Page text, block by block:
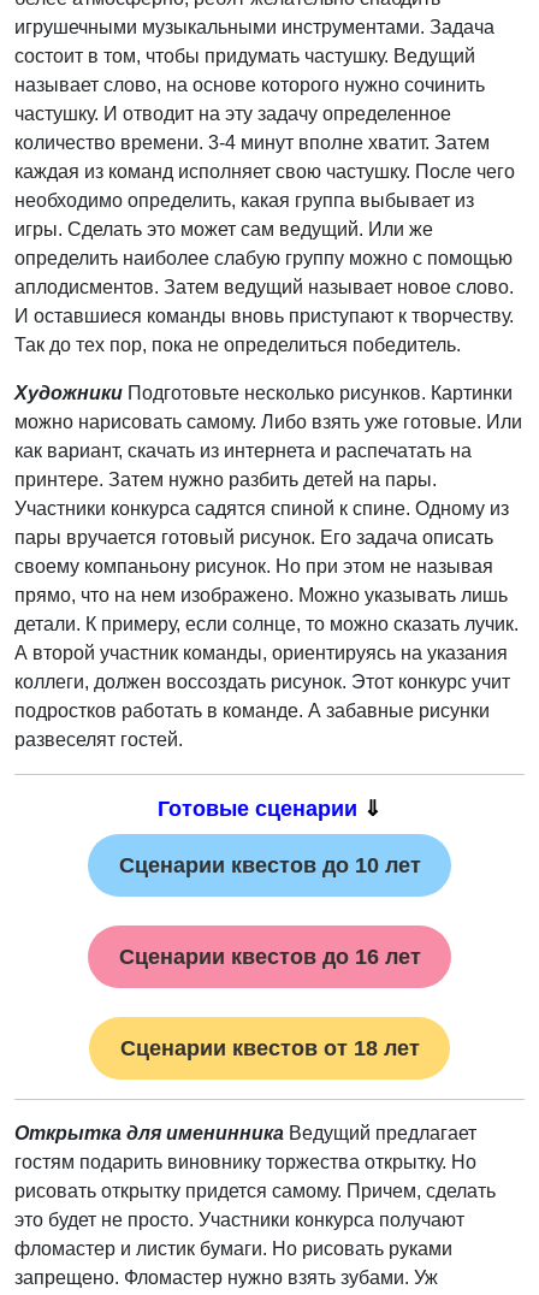
игрушечными музыкальными инструментами. Задача
состоит в том, чтобы придумать частушку. Ведущий
называет слово, на основе которого нужно сочинить
частушку. И отводит на эту задачу определенное
количество времени. 3-4 минут вполне хватит. Затем
каждая из команд исполняет свою частушку. После чего
необходимо определить, какая группа выбывает из
игры. Сделать это может сам ведущий. Или же
определить наиболее слабую группу можно с помощью
аплодисментов. Затем ведущий называет новое слово.
И оставшиеся команды вновь приступают к творчеству.
Так до тех пор, пока не определиться победитель.
Художники Подготовьте несколько рисунков. Картинки
можно нарисовать самому. Либо взять уже готовые. Или
как вариант, скачать из интернета и распечатать на
принтере. Затем нужно разбить детей на пары.
Участники конкурса садятся спиной к спине. Одному из
пары вручается готовый рисунок. Его задача описать
своему компаньону рисунок. Но при этом не называя
прямо, что на нем изображено. Можно указывать лишь
детали. К примеру, если солнце, то можно сказать лучик.
А второй участник команды, ориентируясь на указания
коллеги, должен воссоздать рисунок. Этот конкурс учит
подростков работать в команде. А забавные рисунки
развеселят гостей.
Готовые сценарии ⇓
Сценарии квестов до 10 лет
Сценарии квестов до 16 лет
Сценарии квестов от 18 лет
Открытка для именинника Ведущий предлагает
гостям подарить виновнику торжества открытку. Но
рисовать открытку придется самому. Причем, сделать
это будет не просто. Участники конкурса получают
фломастер и листик бумаги. Но рисовать руками
запрещено. Фломастер нужно взять зубами. Уж